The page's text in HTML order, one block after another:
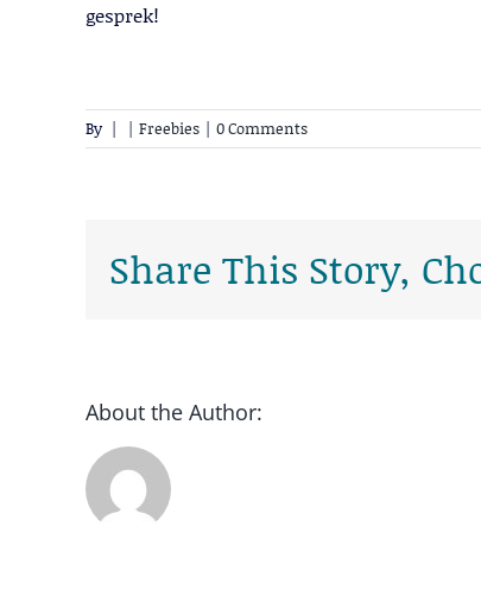
gesprek!
By | | Freebies | 0 Comments
Share This Story,
About the Author: